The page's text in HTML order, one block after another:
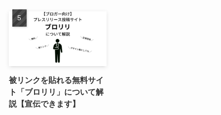
被リンクを貼れる無料サイ
ト「ブロリリ」について解
説【宣伝できます】